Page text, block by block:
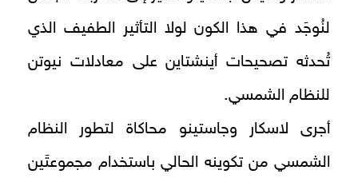
لنُوجَد في هذا الكون لولا التأثير الطفيف الذي
تُحدثه تصحيحات أينشتاين على معادلات نيوتن
للنظام الشمسي.
أجرى لاسكار وجاستينو محاكاة لتطور النظام
الشمسي من تكوينه الحالي باستخدام مجموعتَين